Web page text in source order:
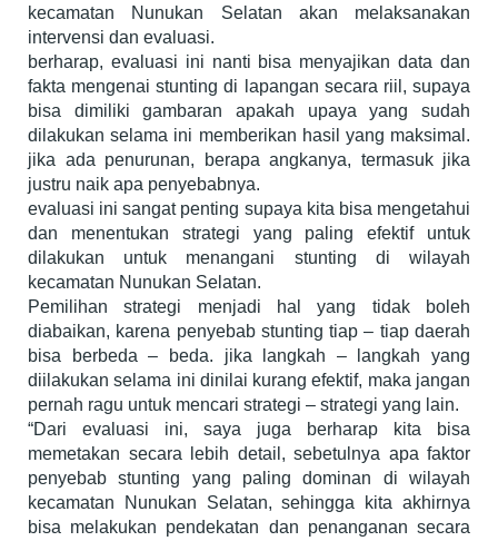
kecamatan Nunukan Selatan akan melaksanakan
intervensi dan evaluasi.
berharap, evaluasi ini nanti bisa menyajikan data dan
fakta mengenai stunting di lapangan secara riil, supaya
bisa dimiliki gambaran apakah upaya yang sudah
dilakukan selama ini memberikan hasil yang maksimal.
jika ada penurunan, berapa angkanya, termasuk jika
justru naik apa penyebabnya.
evaluasi ini sangat penting supaya kita bisa mengetahui
dan menentukan strategi yang paling efektif untuk
dilakukan untuk menangani stunting di wilayah
kecamatan Nunukan Selatan.
Pemilihan strategi menjadi hal yang tidak boleh
diabaikan, karena penyebab stunting tiap – tiap daerah
bisa berbeda – beda. jika langkah – langkah yang
diilakukan selama ini dinilai kurang efektif, maka jangan
pernah ragu untuk mencari strategi – strategi yang lain.
“Dari evaluasi ini, saya juga berharap kita bisa
memetakan secara lebih detail, sebetulnya apa faktor
penyebab stunting yang paling dominan di wilayah
kecamatan Nunukan Selatan, sehingga kita akhirnya
bisa melakukan pendekatan dan penanganan secara